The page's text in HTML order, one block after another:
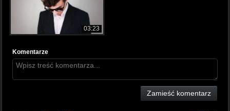
03:23
Komentarze
Zamieść komentarz